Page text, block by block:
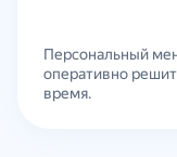
Персональный
оперативно
время.